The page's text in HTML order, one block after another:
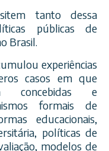
tanto dessa
públicas de
Brasil.
experiências
casos em que
concebidas e
formais de
educacionais,
políticas de
modelos de